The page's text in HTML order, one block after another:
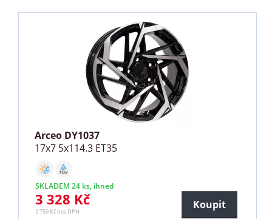
Arceo DY1037
17x7 5x114.3 ET35
SKLADEM 24 ks, ihned
3 328 Kč
2 750 Kč bez DPH
Koupit